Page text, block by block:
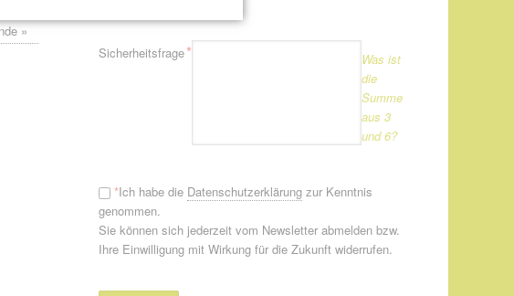
»
Pflichtfeld
Sicherheitsfrage*
Was ist
die
Summe
aus 3
und 6?
*Ich habe die Datenschutzerklärungzur Kenntnis
genommen.
Sie können sich jederzeit vom Newsletter abmelden bzw.
Ihre Einwilligung mit Wirkung für die Zukunft widerrufen.